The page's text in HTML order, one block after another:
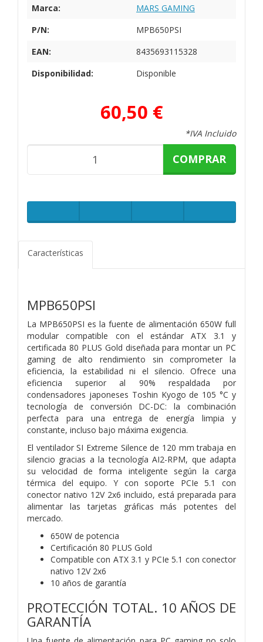
Marca:
MARS GAMING
P/N:
MPB650PSI
EAN:
8435693115328
Disponibilidad:
Disponible
60,50 €
*IVA Incluido
COMPRAR
Características
MPB650PSI
La MPB650PSI es la fuente de alimentación 650W full
modular compatible con el estándar ATX 3.1 y
certificada 80 PLUS Gold diseñada para montar un PC
gaming de alto rendimiento sin comprometer la
eficiencia, la estabilidad ni el silencio. Ofrece una
eficiencia superior al 90% respaldada por
condensadores japoneses Toshin Kyogo de 105 °C y
tecnología de conversión DC-DC: la combinación
perfecta para una entrega de energía limpia y
constante, incluso bajo máxima exigencia.
El ventilador SI Extreme Silence de 120 mm trabaja en
silencio gracias a la tecnología AI2-RPM, que adapta
su velocidad de forma inteligente según la carga
térmica del equipo. Y con soporte PCIe 5.1 con
conector nativo 12V 2x6 incluido, está preparada para
alimentar las tarjetas gráficas más potentes del
mercado.
650W de potencia
Certificación 80 PLUS Gold
Compatible con ATX 3.1 y PCIe 5.1 con conector
nativo 12V 2x6
10 años de garantía
PROTECCIÓN TOTAL. 10 AÑOS DE
GARANTÍA